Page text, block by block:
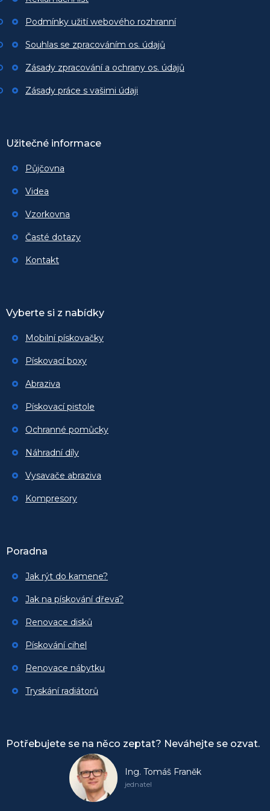
Podmínky užití webového rozhranní
Souhlas se zpracováním os. údajů
Zásady zpracování a ochrany os. údajů
Zásady práce s vašimi údaji
Užitečné informace
Půjčovna
Videa
Vzorkovna
Časté dotazy
Kontakt
Vyberte si z nabídky
Mobilní pískovačky
Pískovací boxy
Abraziva
Pískovací pistole
Ochranné pomůcky
Náhradní díly
Vysavače abraziva
Kompresory
Poradna
Jak rýt do kamene?
Jak na pískování dřeva?
Renovace disků
Pískování cihel
Renovace nábytku
Tryskání radiátorů
Potřebujete se na něco zeptat? Neváhejte se ozvat.
Ing. Tomáš Franěk
jednatel